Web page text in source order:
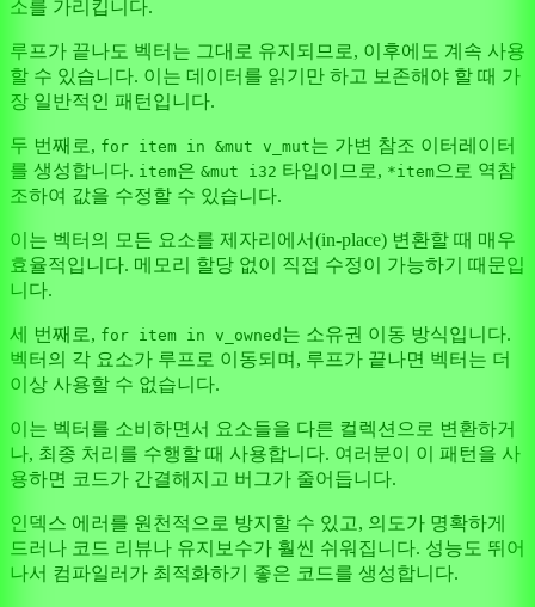
소를 가리킵니다.
루프가 끝나도 벡터는 그대로 유지되므로, 이후에도 계속 사용
할 수 있습니다. 이는 데이터를 읽기만 하고 보존해야 할 때 가
장 일반적인 패턴입니다.
두 번째로, for item in &mut v_mut는 가변 참조 이터레이터
를 생성합니다. item은 &mut i32 타입이므로, *item으로 역참
조하여 값을 수정할 수 있습니다.
이는 벡터의 모든 요소를 제자리에서(in-place) 변환할 때 매우
효율적입니다. 메모리 할당 없이 직접 수정이 가능하기 때문입
니다.
세 번째로, for item in v_owned 는 소유권 이동 방식입니다.
벡터의 각 요소가 루프로 이동되며, 루프가 끝나면 벡터는 더
이상 사용할 수 없습니다.
이는 벡터를 소비하면서 요소들을 다른 컬렉션으로 변환하거
나, 최종 처리를 수행할 때 사용합니다. 여러분이 이 패턴을 사
용하면 코드가 간결해지고 버그가 줄어듭니다.
인덱스 에러를 원천적으로 방지할 수 있고, 의도가 명확하게
드러나 코드 리뷰나 유지보수가 훨씬 쉬워집니다. 성능도 뛰어
나서 컴파일러가 최적화하기 좋은 코드를 생성합니다.